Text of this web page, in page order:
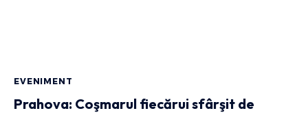
EVENIMENT
Prahova: Coşmarul fiecărui sfârşit de